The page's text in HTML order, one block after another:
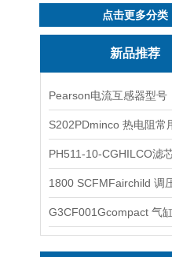
点击更多分类
新品推荐
Pearson电流互感器型号
S202PDminco 热电阻常